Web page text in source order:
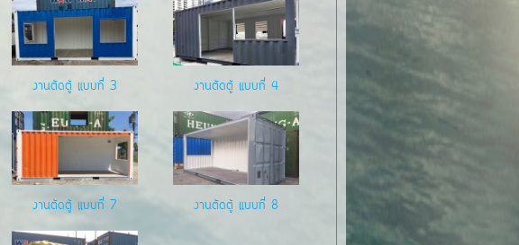
งานตัดตู้ แบบที่ 3 งานตัดตู้ แบบที่ 4
งานตัดตู้ แบบที่ 7 งานตัดตู้ แบบที่ 8